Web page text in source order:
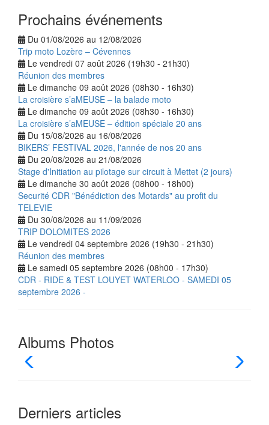
Prochains événements
Du 01/08/2026 au 12/08/2026
Trip moto Lozère – Cévennes
Le vendredi 07 août 2026 (19h30 - 21h30)
Réunion des membres
Le dimanche 09 août 2026 (08h30 - 16h30)
La croisière s’aMEUSE – la balade moto
Le dimanche 09 août 2026 (08h30 - 16h30)
La croisière s’aMEUSE – édition spéciale 20 ans
Du 15/08/2026 au 16/08/2026
BIKERS’ FESTIVAL 2026, l'année de nos 20 ans
Du 20/08/2026 au 21/08/2026
Stage d'Initiation au pilotage sur circuit à Mettet (2 jours)
Le dimanche 30 août 2026 (08h00 - 18h00)
Securité CDR "Bénédiction des Motards" au profit du
TELEVIE
Du 30/08/2026 au 11/09/2026
TRIP DOLOMITES 2026
Le vendredi 04 septembre 2026 (19h30 - 21h30)
Réunion des membres
Le samedi 05 septembre 2026 (08h00 - 17h30)
CDR - RIDE & TEST LOUYET WATERLOO - SAMEDI 05
septembre 2026 -
Albums Photos
Derniers articles